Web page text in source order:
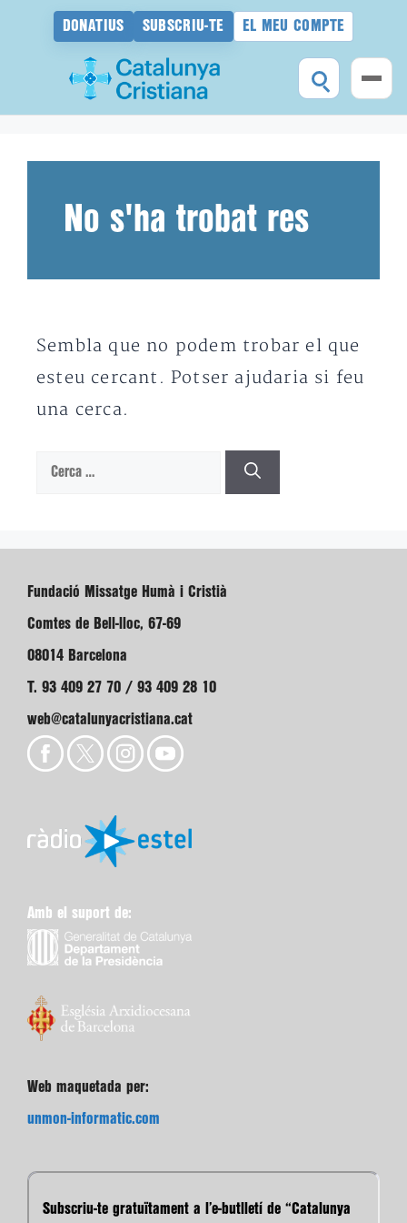
DONATIUS SUBSCRIU-TE EL MEU COMPTE
No s'ha trobat res
Sembla que no podem trobar el que
esteu cercant. Potser ajudaria si feu
una cerca.
Cerca:
Fundació Missatge Humà i Cristià
Comtes de Bell-lloc, 67-69
08014 Barcelona
T. 93 409 27 70 / 93 409 28 10
web@catalunyacristiana.cat
Amb el suport de:
Web maquetada per:
unmon-informatic.com
Subscriu-te gratuïtament a l’e-butlletí de “Catalunya